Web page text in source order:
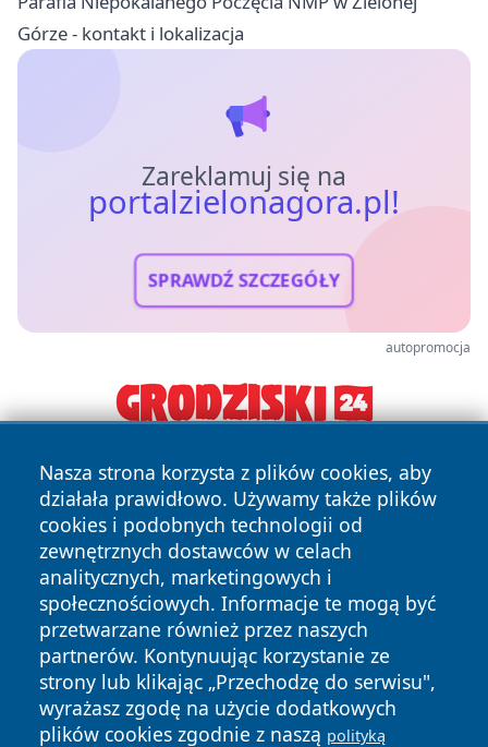
Górze - kontakt i lokalizacja
Zareklamuj się na
portalzielonagora.pl!
SPRAWDŹ SZCZEGÓŁY
autopromocja
Nasza strona korzysta z plików cookies, aby
działała prawidłowo. Używamy także plików
cookies i podobnych technologii od
zewnętrznych dostawców w celach
analitycznych, marketingowych i
społecznościowych. Informacje te mogą być
przetwarzane również przez naszych
partnerów. Kontynuując korzystanie ze
strony lub klikając „Przechodzę do serwisu",
wyrażasz zgodę na użycie dodatkowych
plików cookies zgodnie z naszą polityką
Copyright © 2026 portalzielonagora.pl Wszystkie prawa
zastrzeżone.
News Autorzy
Polityka
Prywatności
Polityka
Cookies